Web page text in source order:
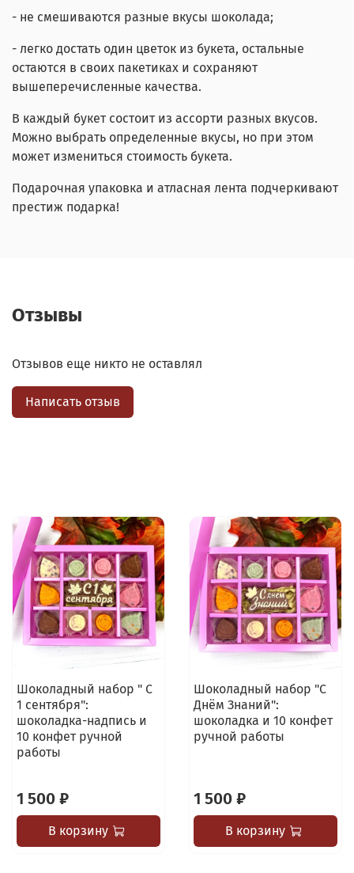
- не смешиваются разные вкусы шоколада;
- легко достать один цветок из букета, остальные
остаются в своих пакетиках и сохраняют
вышеперечисленные качества.
В каждый букет состоит из ассорти разных вкусов.
Можно выбрать определенные вкусы, но при этом
может измениться стоимость букета.
Подарочная упаковка и атласная лента подчеркивают
престиж подарка!
Отзывы
Отзывов еще никто не оставлял
Написать отзыв
Шоколадный набор " С
1 сентября":
шоколадка-надпись и
10 конфет ручной
работы
1 500 ₽
В корзину
Шоколадный набор "С
Днём Знаний":
шоколадка и 10 конфет
ручной работы
1 500 ₽
В корзину